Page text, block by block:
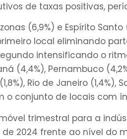
de taxas positivas,
(6,9%) e Espírito
local eliminando
intensificando o
(4,4%), Pernambuco
Rio de Janeiro
o conjunto de locais com
trimestral para a
2024 frente ao nível do